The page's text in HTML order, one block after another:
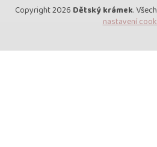
Copyright 2026 Dětský krámek.
nastavení